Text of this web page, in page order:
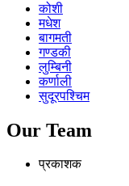
कोशी
मधेश
बागमती
गण्डकी
लुम्बिनी
कर्णाली
सुदूरपश्चिम
Our Team
प्रकाशक